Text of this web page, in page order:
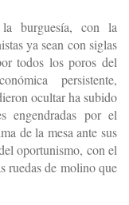
burguesía, con la
ya sean con siglas
todos los poros del
persistente,
ocultar ha subido
engendradas por el
de la mesa ante sus
oportunismo, con el
ruedas de molino que